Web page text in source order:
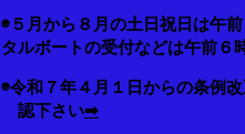
◉５月から８月の土日祝日は午
タルボートの受付などは午前６
◉令和７年４月１日からの条例
認下さい➡